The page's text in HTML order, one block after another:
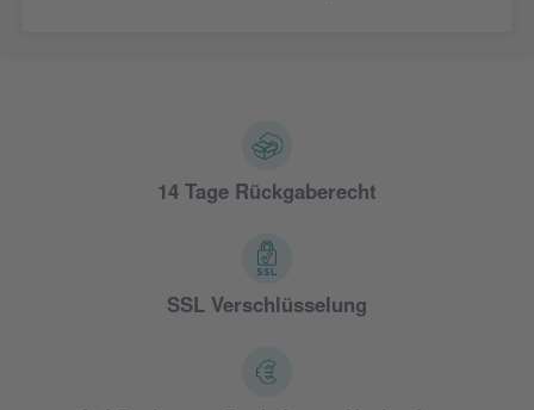
14 Tage Rückgaberecht
SSL Verschlüsselung